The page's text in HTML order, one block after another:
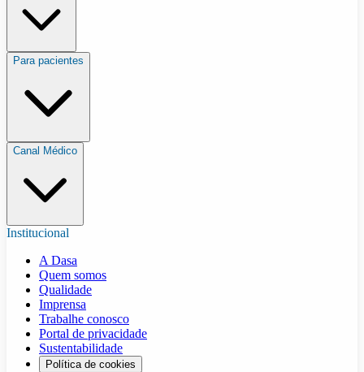
Para pacientes
Canal Médico
Institucional
A Dasa
Quem somos
Qualidade
Imprensa
Trabalhe conosco
Portal de privacidade
Sustentabilidade
Política de cookies